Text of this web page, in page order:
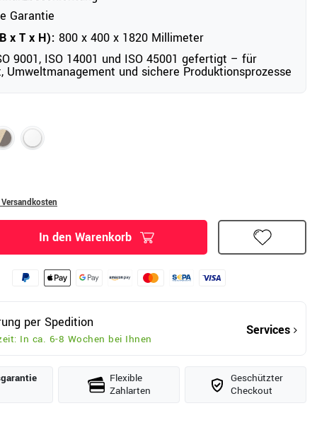
Garantie
x T x H): 800 x 400 x 1820 Millimeter
9001, ISO 14001 und ISO 45001 gefertigt – für
Umweltmanagement und sichere Produktionsprozesse
In den Warenkorb
per Spedition
In ca. 6-8 Wochen bei Ihnen
Services
Flexible
Zahlarten
Geschützter
Checkout